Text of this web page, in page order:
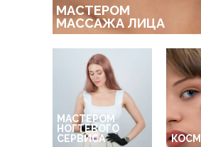
МАСТЕРОМ
МАССАЖА ЛИЦА
МАСТЕРОМ
НОГТЕВОГО
СЕРВИСА